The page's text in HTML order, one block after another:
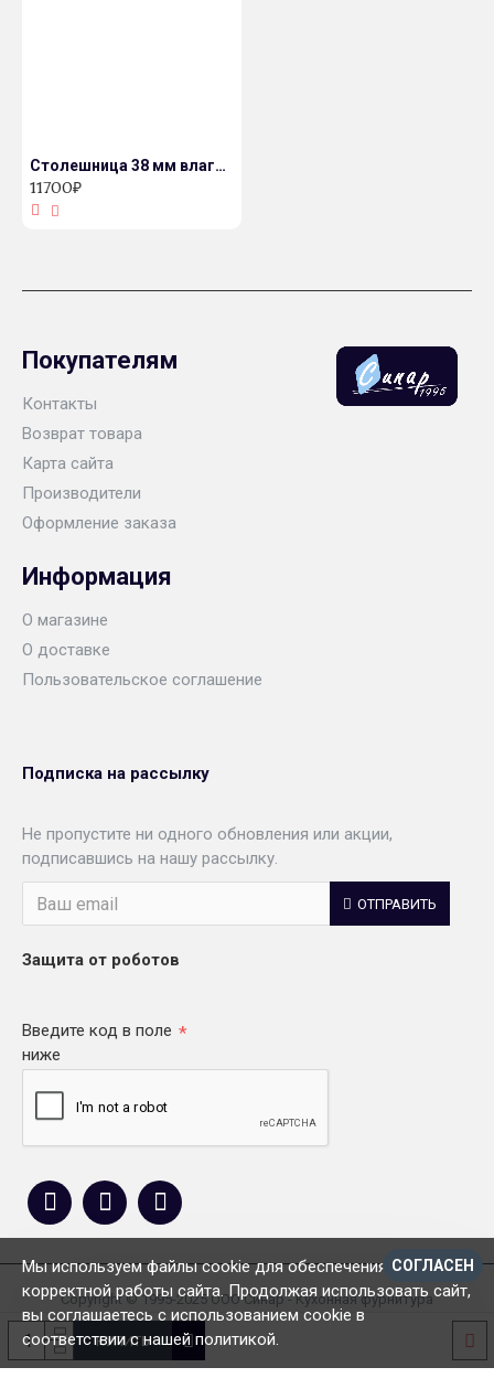
КУПИТЬ
Столешница 38 мм влагостойкая
11700₽
Покупателям
Контакты
Возврат товара
Карта сайта
Производители
Оформление заказа
Информация
О магазине
О доставке
Пользовательское соглашение
Подписка на рассылку
Не пропустите ни одного обновления или акции,
подписавшись на нашу рассылку.
ОТПРАВИТЬ
Защита от роботов
Введите код в поле
ниже
Copyright © 1995-2025 ООО Синар - Кухонная фурнитура
СОГЛАСЕН
Мы используем файлы cookie для обеспечения
корректной работы сайта. Продолжая использовать сайт,
вы соглашаетесь с использованием cookie в
соответствии с нашей политикой.